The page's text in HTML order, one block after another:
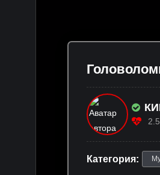
Категория: